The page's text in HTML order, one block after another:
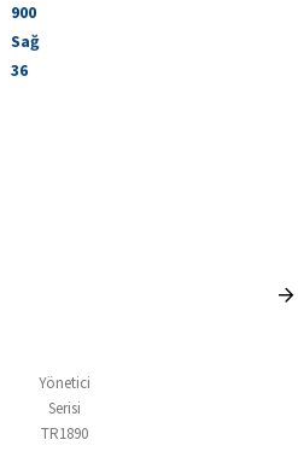
900
Sağ
36
Yönetici
Serisi
TR1890